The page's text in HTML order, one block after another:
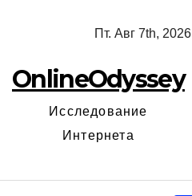
Пт. Авг 7th, 2026
OnlineOdyssey
Исследование
Интернета